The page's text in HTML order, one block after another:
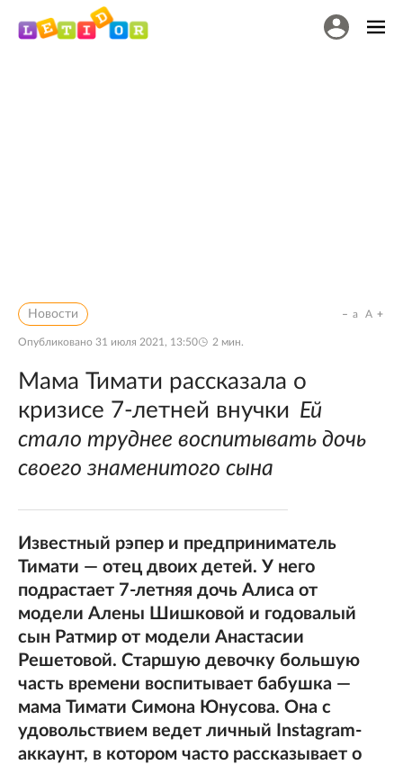
Новости
Опубликовано 31 июля 2021, 13:50 2 мин.
a A
Мама Тимати рассказала о
кризисе 7-летней внучки Ей
стало труднее воспитывать дочь
своего знаменитого сына
Известный рэпер и предприниматель
Тимати — отец двоих детей. У него
подрастает 7-летняя дочь Алиса от
модели Алены Шишковой и годовалый
сын Ратмир от модели Анастасии
Решетовой. Старшую девочку большую
часть времени воспитывает бабушка —
мама Тимати Симона Юнусова. Она с
удовольствием ведет личный Instagram-
аккаунт, в котором часто рассказывает о